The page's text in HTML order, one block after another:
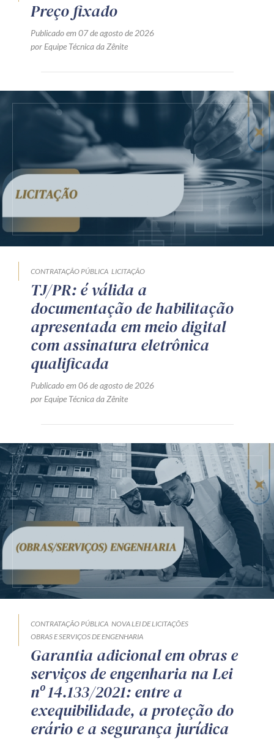
Preço fixado
Publicado em 07 de agosto de 2026
por Equipe Técnica da Zênite
CONTRATAÇÃO PÚBLICA LICITAÇÃO
TJ/PR: é válida a
documentação de habilitação
apresentada em meio digital
com assinatura eletrônica
qualificada
Publicado em 06 de agosto de 2026
por Equipe Técnica da Zênite
CONTRATAÇÃO PÚBLICA NOVA LEI DE LICITAÇÕES
OBRAS E SERVIÇOS DE ENGENHARIA
Garantia adicional em obras e
serviços de engenharia na Lei
nº 14.133/2021: entre a
exequibilidade, a proteção do
erário e a segurança jurídica